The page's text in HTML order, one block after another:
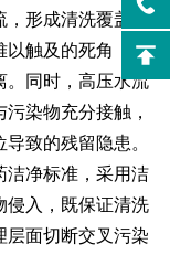
形成清洗覆盖，
以触及的死角，将
。同时，高压水流
染物充分接触，
致的残留隐患。
洁净标准，采用洁
侵入，既保证清洗
层面切断交叉污染